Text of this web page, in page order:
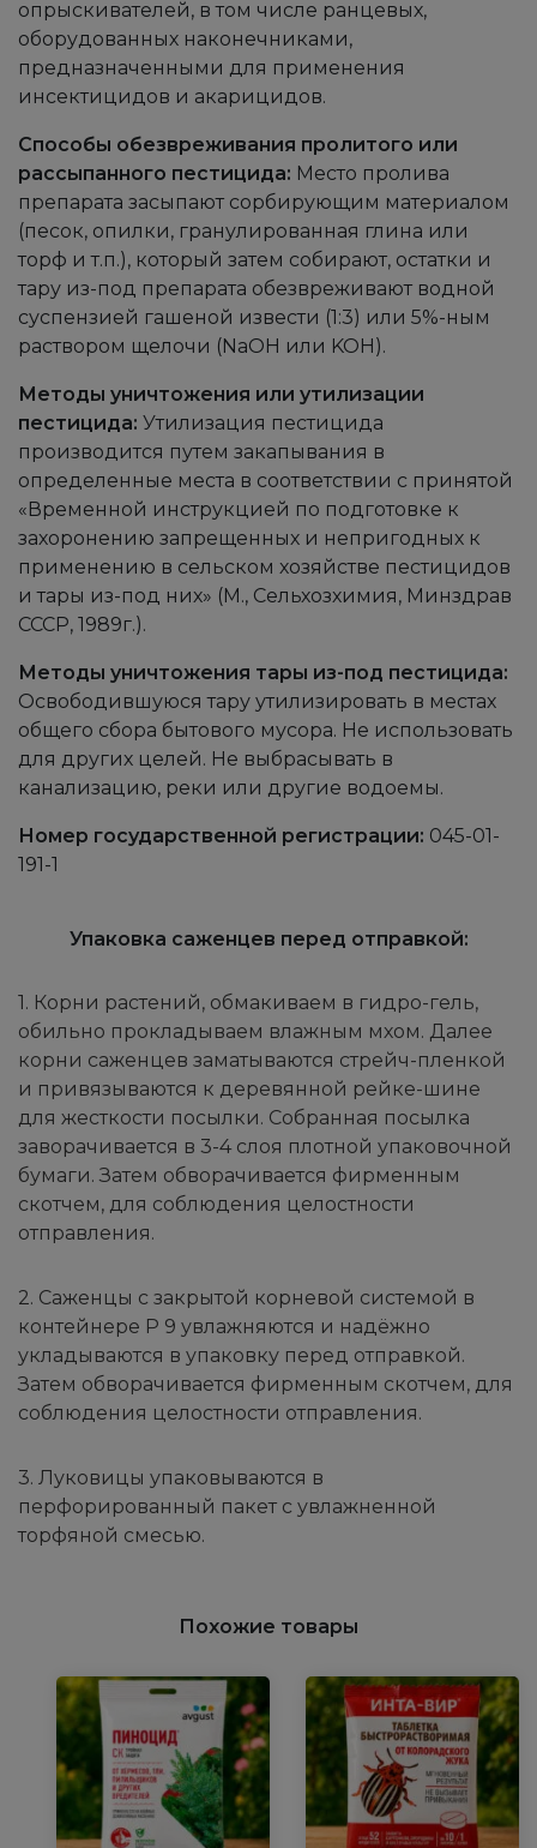
опрыскивателей, в том числе ранцевых,
оборудованных наконечниками,
предназначенными для применения
инсектицидов и акарицидов.
Способы обезвреживания пролитого или
рассыпанного пестицида: Место пролива
препарата засыпают сорбирующим материалом
(песок, опилки, гранулированная глина или
торф и т.п.), который затем собирают, остатки и
тару из-под препарата обезвреживают водной
суспензией гашеной извести (1:3) или 5%-ным
раствором щелочи (NaOH или KOH).
Методы уничтожения или утилизации
пестицида: Утилизация пестицида
производится путем закапывания в
определенные места в соответствии с принятой
«Временной инструкцией по подготовке к
захоронению запрещенных и непригодных к
применению в сельском хозяйстве пестицидов
и тары из-под них» (М., Сельхозхимия, Минздрав
СССР, 1989г.).
Методы уничтожения тары из-под пестицида:
Освободившуюся тару утилизировать в местах
общего сбора бытового мусора. Не использовать
для других целей. Не выбрасывать в
канализацию, реки или другие водоемы.
Номер государственной регистрации: 045-01-
191-1
Упаковка саженцев перед отправкой:
1. Корни растений, обмакиваем в гидро-гель,
обильно прокладываем влажным мхом. Далее
корни саженцев заматываются стрейч-пленкой
и привязываются к деревянной рейке-шине
для жесткости посылки. Собранная посылка
заворачивается в 3-4 слоя плотной упаковочной
бумаги. Затем обворачивается фирменным
скотчем, для соблюдения целостности
отправления.
2. Саженцы с закрытой корневой системой в
контейнере Р 9 увлажняются и надёжно
укладываются в упаковку перед отправкой.
Затем обворачивается фирменным скотчем, для
соблюдения целостности отправления.
3. Луковицы упаковываются в
перфорированный пакет с увлажненной
торфяной смесью.
Похожие товары